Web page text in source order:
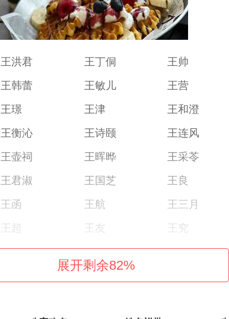
王洪君 王丁侗
王帅
王韩蕾 王敏儿
王营
王璟 王津
王和澄
王衡沁 王诗颐
王连风
王壶祠 王晖晔
王采苓
王君淑 王国芝
王良
王函 王航
王三月
王超 王友
王究
王昕佚 王有
王洋
展开剩余82%